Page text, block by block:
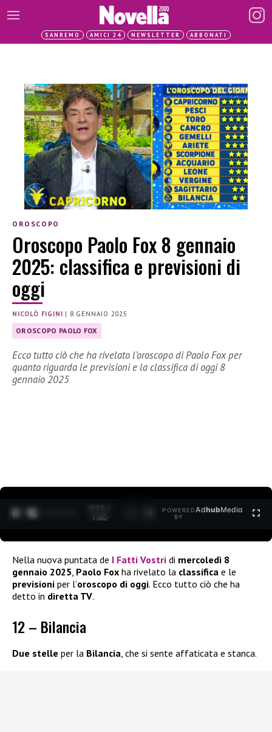
SANREMO AMICI 24 NEWSLETTER ABBONATI
OROSCOPO
Oroscopo Paolo Fox 8 gennaio
2025: classifica e previsioni di
oggi
NICOLÒ FIGINI | 8 GENNAIO 2025
OROSCOPO PAOLO FOX
Ecco tutto ciò che ha rivelato l’oroscopo di Paolo Fox per
quanto riguarda le previsioni e la classifica di oggi 8
gennaio 2025
0:12 /
1:40
POWERED
BY
AdhubMedia
Nella nuova puntata de I Fatti Vostri di mercoledì 8
gennaio 2025 Paolo Fox ha rivelato la classifica e le
previsioni per l’oroscopo di oggi. Ecco tutto ciò che ha
detto in diretta TV.
12 – Bilancia
Due stelle per la Bilancia, che si sente affaticata e stanca.